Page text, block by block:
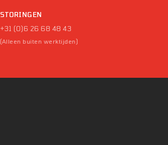
STORINGEN
+31 (0)6 26 68 48 43
(Alleen buiten werktijden)